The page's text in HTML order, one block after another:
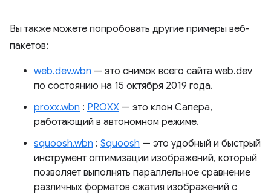
Вы также можете попробовать другие примеры веб-
пакетов:
web.dev.wbn — это снимок всего сайта web.dev
по состоянию на 15 октября 2019 года.
proxx.wbn : PROXX — это клон Сапера,
работающий в автономном режиме.
squoosh.wbn : Squoosh — это удобный и быстрый
инструмент оптимизации изображений, который
позволяет выполнять параллельное сравнение
различных форматов сжатия изображений с